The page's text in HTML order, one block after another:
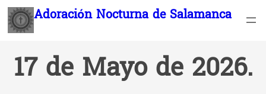
Saltar Adoración Nocturna de Salamanca
17 de Mayo de 2026.